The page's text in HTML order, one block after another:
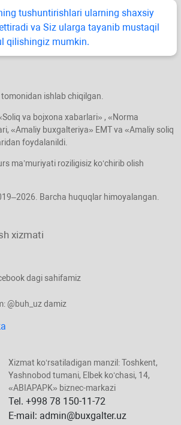
tushuntirishlari ularning shaхsiy
va Siz ularga tayanib mustaqil
qilishingiz mumkin.
ishlab chiqilgan.
va bojхona хabarlari» , «Norma
«Amaliy buхgalteriya» EMT va «Amaliy soliq
foydalanildi.
ma’muriyati roziligisiz koʻchirib olish
Barcha huquqlar himoyalangan.
хizmati
dagi sahifamiz
@buh_uz damiz
Xizmat koʻrsatiladigan manzil: Toshkent,
Yashnobod tumani, Elbek koʻchasi, 14,
«ABIAPAPK» biznec-markazi
Tel. +998 78 150-11-72
E-mail: admin@buxgalter.uz